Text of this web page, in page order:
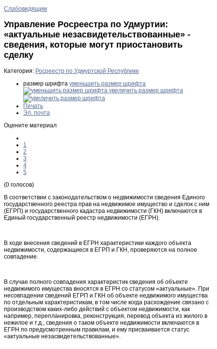
Слабовидящим
Управление Росреестра по Удмуртии:
«актуальные незасвидетельствованные» -
сведения, которые могут приостановить
сделку
Категория: Росреестр по Удмуртской Республике
размер шрифта уменьшить размер шрифта
увеличить размер шрифта
Печать
Эл. почта
Оцените материал
1
2
3
4
5
(0 голосов)
В соответствии с законодательством о недвижимости сведения Единого
государственного реестра прав на недвижимое имущество и сделок с ним
(ЕГРП) и государственного кадастра недвижимости (ГКН) включаются в
Единый государственный реестр недвижимости (ЕГРН).
В ходе внесения сведений в ЕГРН характеристики каждого объекта
недвижимости, содержащиеся в ЕГРП и ГКН, проверяются на полное
совпадение.
В случае полного совпадения характеристик сведения об объекте
недвижимого имущества вносятся в ЕГРН со статусом «актуальные». При
несовпадении сведений ЕГРП и ГКН об объекте недвижимого имущества
по отдельным характеристикам, в том числе когда расхождение связано с
производством каких-либо действий с объектом недвижимости, как
например, перепланировка, реконструкция, перевод объекта из жилого в
нежилое и т.д., сведения о таком объекте недвижимости включаются в
ЕГРН по предусмотренным правилам, и ему присваивается статус
«актуальные незасвидетельствованные».